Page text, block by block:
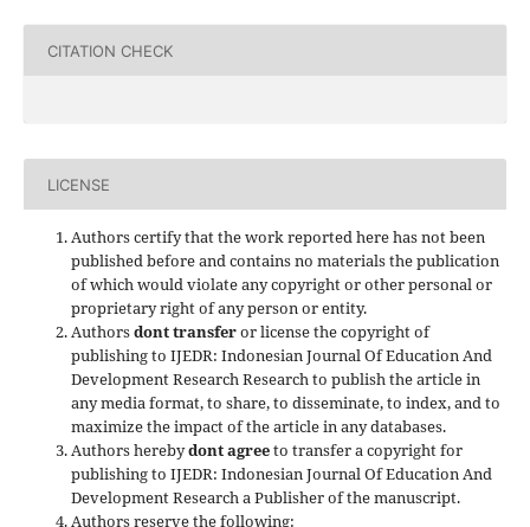
CITATION CHECK
LICENSE
Authors certify that the work reported here has not been
published before and contains no materials the publication
of which would violate any copyright or other personal or
proprietary right of any person or entity.
Authorsdont transferor license the copyright of
publishing to IJEDR: Indonesian Journal Of Education And
Development Research Research to publish the article in
any media format, to share, to disseminate, to index, and to
maximize the impact of the article in any databases.
Authors herebydont agreeto transfer a copyright for
publishing to IJEDR: Indonesian Journal Of Education And
Development Research a Publisher of the manuscript.
Authors reserve the following: